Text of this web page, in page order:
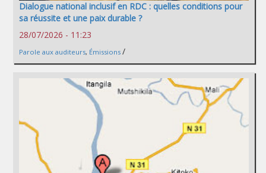
Dialogue national inclusif en RDC : quelles conditions pour
sa réussite et une paix durable ?
28/07/2026 - 11:23
Parole aux auditeurs, Émissions /